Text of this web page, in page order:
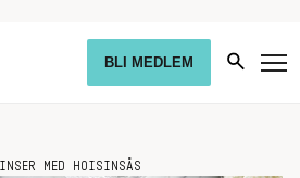
BLI MEDLEM
MED HOISINSÅS